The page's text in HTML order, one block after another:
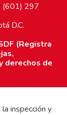
(601) 297
D.C.
(Registra
derechos de
inspección y